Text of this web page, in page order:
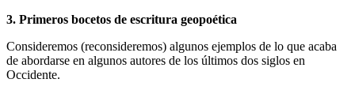
3. Primeros bocetos de escritura geopoética
Consideremos (reconsideremos) algunos ejemplos de lo que acaba
de abordarse en algunos autores de los últimos dos siglos en
Occidente.